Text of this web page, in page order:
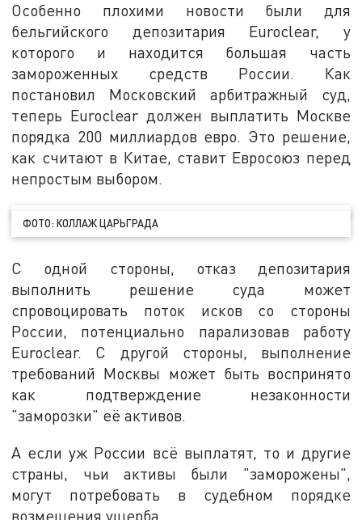
Особенно плохими новости были для
бельгийского депозитария Euroclear, у
которого и находится большая часть
замороженных средств России. Как
постановил Московский арбитражный суд,
теперь Euroclear должен выплатить Москве
порядка 200 миллиардов евро. Это решение,
как считают в Китае, ставит Евросоюз перед
непростым выбором.
ФОТО: КОЛЛАЖ ЦАРЬГРАДА
С одной стороны, отказ депозитария
выполнить решение суда может
спровоцировать поток исков со стороны
России, потенциально парализовав работу
Euroclear. С другой стороны, выполнение
требований Москвы может быть воспринято
как подтверждение незаконности
"заморозки" её активов.
А если уж России всё выплатят, то и другие
страны, чьи активы были "заморожены",
могут потребовать в судебном порядке
возмещения ущерба.